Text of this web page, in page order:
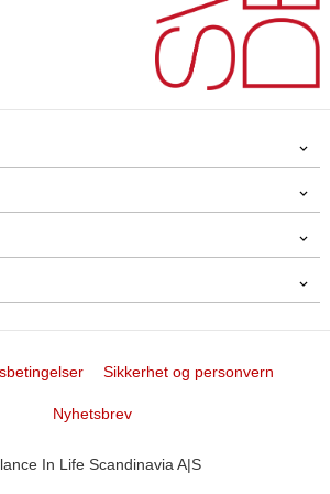
Sikkerhet og personvern
Nyhetsbrev
In Life Scandinavia A|S